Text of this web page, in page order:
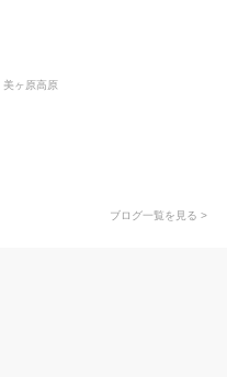
美ヶ原高原
ブログ一覧を見る >